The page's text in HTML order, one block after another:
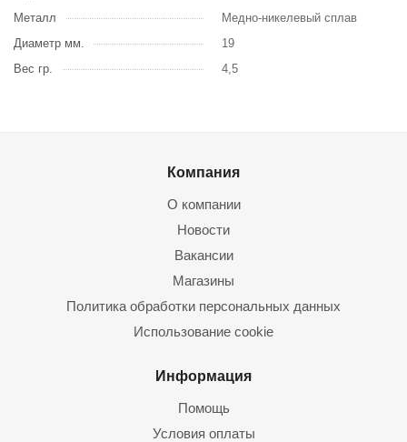
Металл
Медно-никелевый сплав
Диаметр мм.
19
Вес гр.
4,5
Компания
О компании
Новости
Вакансии
Магазины
Политика обработки персональных данных
Использование cookie
Информация
Помощь
Условия оплаты